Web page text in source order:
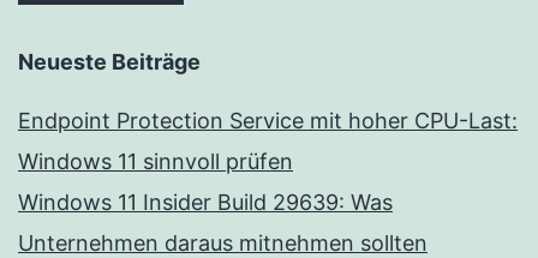
Neueste Beiträge
Endpoint Protection Service mit hoher CPU-Last:
Windows 11 sinnvoll prüfen
Windows 11 Insider Build 29639: Was
Unternehmen daraus mitnehmen sollten